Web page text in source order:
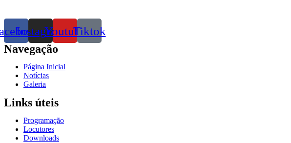
InstagramYoutubeTiktok
Navegação
Página Inicial
Notícias
Galeria
Links úteis
Programação
Locutores
Downloads